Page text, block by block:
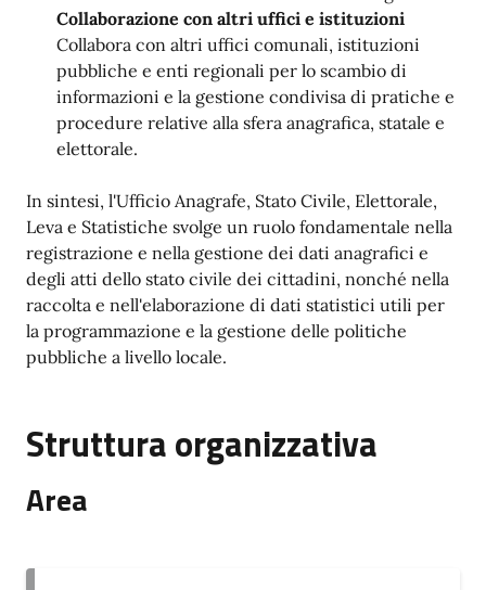
Collaborazione con altri uffici e istituzioni
Collabora con altri uffici comunali, istituzioni
pubbliche e enti regionali per lo scambio di
informazioni e la gestione condivisa di pratiche e
procedure relative alla sfera anagrafica, statale e
elettorale.
In sintesi, l'Ufficio Anagrafe, Stato Civile, Elettorale,
Leva e Statistiche svolge un ruolo fondamentale nella
registrazione e nella gestione dei dati anagrafici e
degli atti dello stato civile dei cittadini, nonché nella
raccolta e nell'elaborazione di dati statistici utili per
la programmazione e la gestione delle politiche
pubbliche a livello locale.
Struttura organizzativa
Area